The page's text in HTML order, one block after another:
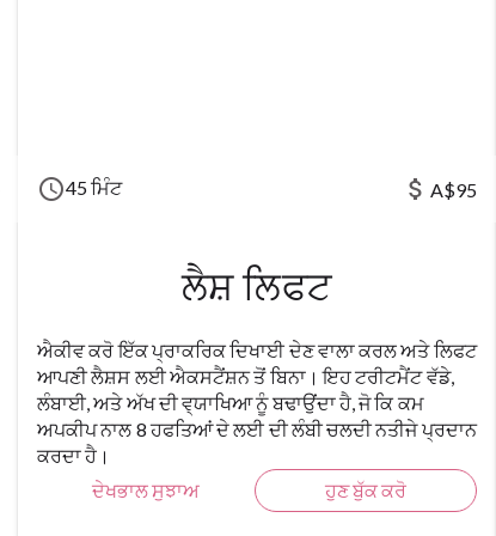
schedule45 ਮਿੰਟ attach_money A$95
ਲੈਸ਼ ਲਿਫਟ
ਐਕੀਵ ਕਰੋ ਇੱਕ ਪ੍ਰਾਕਰਿਕ ਦਿਖਾਈ ਦੇਣ ਵਾਲਾ ਕਰਲ ਅਤੇ ਲਿਫਟ
ਆਪਣੀ ਲੈਸ਼ਸ ਲਈ ਐਕਸਟੈਂਸ਼ਨ ਤੋਂ ਬਿਨਾ। ਇਹ ਟਰੀਟਮੈਂਟ ਵੱਡੇ,
ਲੰਬਾਈ, ਅਤੇ ਅੱਖ ਦੀ ਵ੍ਯਾਖਿਆ ਨੂੰ ਬਢਾਉਂਦਾ ਹੈ, ਜੋ ਕਿ ਕਮ
ਅਪਕੀਪ ਨਾਲ 8 ਹਫਤਿਆਂ ਦੇ ਲਈ ਦੀ ਲੰਬੀ ਚਲਦੀ ਨਤੀਜੇ ਪ੍ਰਦਾਨ
ਕਰਦਾ ਹੈ।
ਦੇਖਭਾਲ ਸੁਝਾਅ
ਹੁਣ ਬੁੱਕ ਕਰੋ